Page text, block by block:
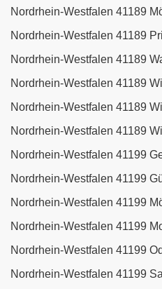
Nordrhein-Westfalen 41189
Nordrhein-Westfalen 41189
Nordrhein-Westfalen 41189
Nordrhein-Westfalen 41189
Nordrhein-Westfalen 41189
Nordrhein-Westfalen 41189
Nordrhein-Westfalen 41199
Nordrhein-Westfalen 41199
Nordrhein-Westfalen 41199
Nordrhein-Westfalen 41199
Nordrhein-Westfalen 41199
Nordrhein-Westfalen 41199